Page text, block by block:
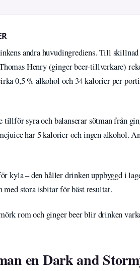
andra huvudingrediens. Till
Henry (ginger beer-tillverkare)
0,5 % alkohol och 34 kalorier per
tillför syra och balanserar sötman från
har 5 kalorier och ingen alkohol.
kyla – den håller drinken uppbyggd i
med stora isbitar för bäst resultat.
rom och ginger beer blir drinken
en Dark and